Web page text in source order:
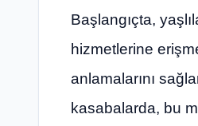
Başlangıçta,
hizmetlerine
anlamalarını
kasabalarda, bu